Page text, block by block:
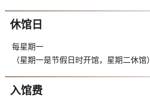
休馆日
每星期一
（星期一是节假日时开馆，星期二休馆）
入馆费